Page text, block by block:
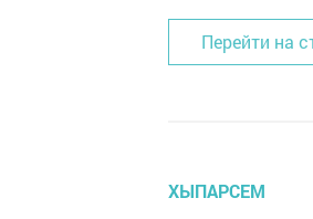
Перейти на
ХЫПАРСЕМ